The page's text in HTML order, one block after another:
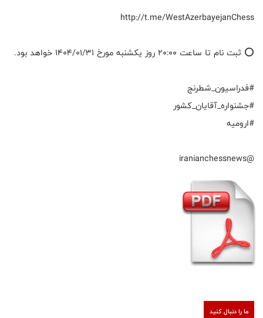
http://t.me/WestAzerbayejanChess
⭕️ ثبت نام تا ساعت ۲۰:۰۰ روز یکشنبه مورخ ۱۴۰۴/۰۱/۳۱ خواهد بود.
#فدراسیون_شطرنج
#جشنواره_آقایان_کشور
#ارومیه
@iranianchessnews
ما را دنبال کنید